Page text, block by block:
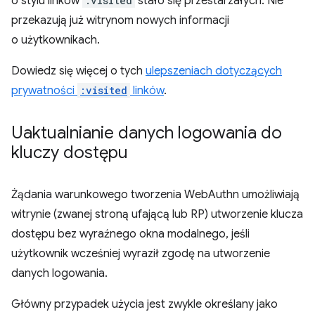
przekazują już witrynom nowych informacji
o użytkownikach.
Dowiedz się więcej o tych ulepszeniach dotyczących
prywatności
:visited linków.
Uaktualnianie danych logowania do
kluczy dostępu
Żądania warunkowego tworzenia WebAuthn umożliwiają
witrynie (zwanej stroną ufającą lub RP) utworzenie klucza
dostępu bez wyraźnego okna modalnego, jeśli
użytkownik wcześniej wyraził zgodę na utworzenie
danych logowania.
Główny przypadek użycia jest zwykle określany jako